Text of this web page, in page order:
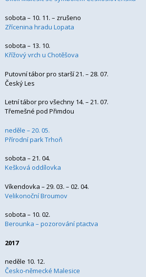
sobota – 10. 11. – zrušeno
Zřícenina hradu Lopata
sobota – 13. 10.
Křížový vrch u Chotěšova
Putovní tábor pro starší 21. – 28. 07.
Český Les
Letní tábor pro všechny 14. – 21. 07.
Třemešné pod Přimdou
neděle – 20. 05.
Přírodní park Trhoň
sobota – 21. 04.
Kešková oddílovka
Víkendovka – 29. 03. – 02. 04.
Velikonoční Broumov
sobota – 10. 02.
Berounka – pozorování ptactva
2017
neděle 10. 12.
Česko-německé Malesice